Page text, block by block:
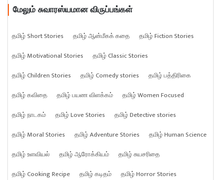
மேலும் சுவாரஸ்யமான விருப்பங்கள்
தமிழ் Short Stories தமிழ் ஆன்மீகக் கதை
தமிழ் Fiction Stories
தமிழ் Motivational Stories
தமிழ் Classic Stories
தமிழ் Children Stories
தமிழ் Comedy stories
தமிழ் பத்திரிகை
தமிழ் கவிதை
தமிழ் பயண விளக்கம்
தமிழ் Women Focused
தமிழ் நாடகம்
தமிழ் Love Stories
தமிழ் Detective stories
தமிழ் Moral Stories
தமிழ் Adventure Stories
தமிழ் Human Science
தமிழ் உளவியல்
தமிழ் ஆரோக்கியம்
தமிழ் சுயசரிதை
தமிழ் Cooking Recipe
தமிழ் கடிதம்
தமிழ் Horror Stories